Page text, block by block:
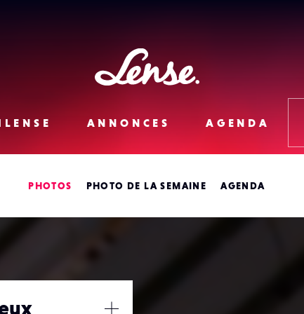
Lense
ANNONCES AGENDA
PHOTOS PHOTO DE LA SEMAINE AGENDA